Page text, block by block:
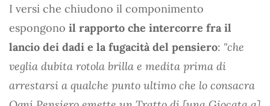
I versi che chiudono il componimento
espongono il rapporto che intercorre fra il
lancio dei dadi e la fugacità del pensiero: "che
veglia dubita rotola brilla e medita prima di
arrestarsi a qualche punto ultimo che lo consacra